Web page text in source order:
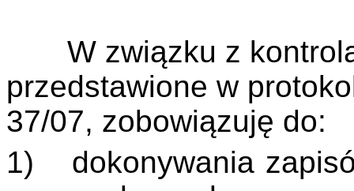
W związku z
przedstawione w
37/07, zobowiązuję do:
1)
dokonywania